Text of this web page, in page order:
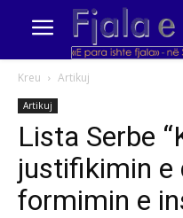
Kreu Artikuj
Artikuj
Lista Serbe
justifikimin e
formimin e